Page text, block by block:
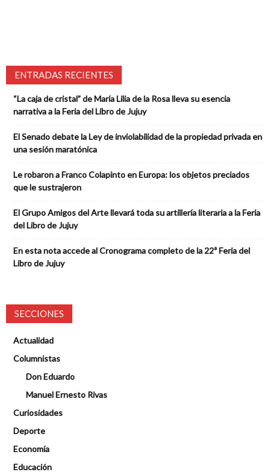
ENTRADAS RECIENTES
“La caja de cristal” de María Lilia de la Rosa lleva su esencia
narrativa a la Feria del Libro de Jujuy
El Senado debate la Ley de inviolabilidad de la propiedad privada en
una sesión maratónica
Le robaron a Franco Colapinto en Europa: los objetos preciados
que le sustrajeron
El Grupo Amigos del Arte llevará toda su artillería literaria a la Feria
del Libro de Jujuy
En esta nota accede al Cronograma completo de la 22ª Feria del
Libro de Jujuy
SECCIONES
Actualidad
Columnistas
Don Eduardo
Manuel Ernesto Rivas
Curiosidades
Deporte
Economía
Educación